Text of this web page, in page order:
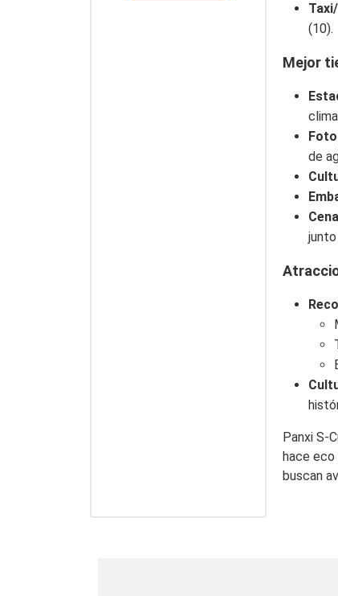
(10).
Mejor
de
Cena
junto
Panxi S-
hace eco
buscan